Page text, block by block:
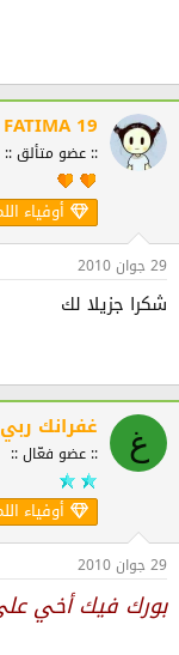
FATIMA 19
:: عضو متألق ::
أوفياء
29 جوان 2010
شكرا جزيلا لك
غ غفرانك ربي
:: عضو فعّال ::
أوفياء
29 جوان 2010
بورك فيك أخي